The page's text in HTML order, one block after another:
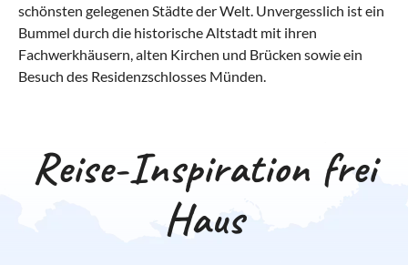
schönsten gelegenen Städte der Welt. Unvergesslich ist ein
Bummel durch die historische Altstadt mit ihren
Fachwerkhäusern, alten Kirchen und Brücken sowie ein
Besuch des Residenzschlosses Münden.
Den Reihardswald erwandern und Reinhardshagen
in bester Stimmung erleben
Die Umgebung Ihrer Ferienwohnung in Reinhardshagen
bietet sich optimal für einenUrlaub mit Hund im
Spitzbuben und Grüne Soße – Nordhessische
Spezialitäten
Die nordhessische Küche ist eine Kartoffelküche. Es gibt
zahlreiche Rezepte rund um die Kartoffel, die Sie in anderen
Zwischen Dokumentastadt und Weserbergland
Ihr Ferienhaus von privat in Reinhardshagen liegt im
südlichen Weserbergland im Landkreis Kassel in Hessen.
Die Gemeinde liegt direkt an der Weser. Sie erreichen Ihre
Reise-Inspiration frei
Haus